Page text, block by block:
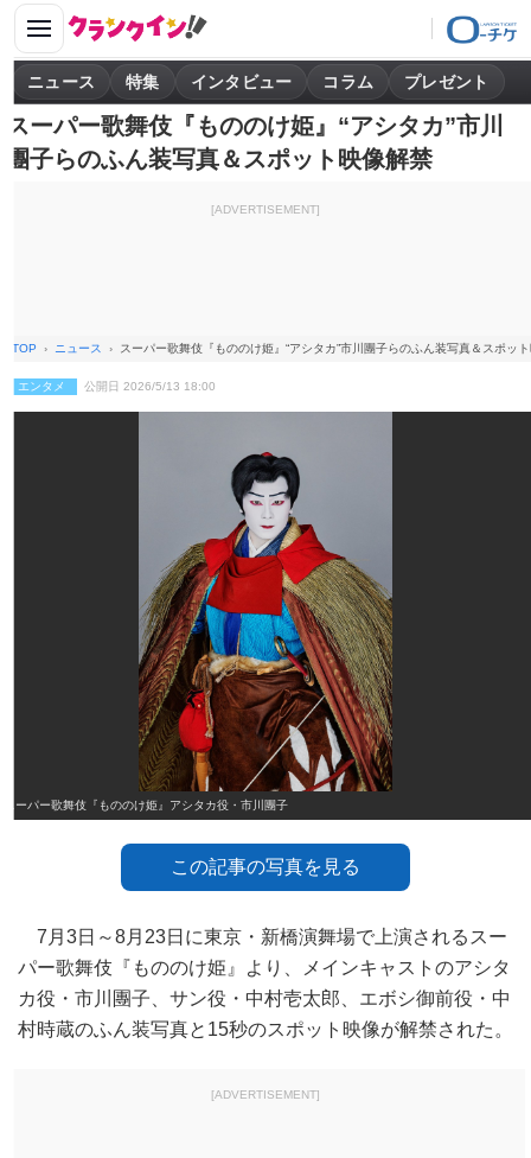
ニュース 特集 インタビュー コラム プレゼント
スーパー歌舞伎『もののけ姫』“アシタカ”市川
團子らのふん装写真＆スポット映像解禁
[ADVERTISEMENT]
TOP ニュース スーパー歌舞伎『もののけ姫』“アシタカ”市川團子らのふん装写真＆スポッ
エンタメ 公開日 2026/5/13 18:00
スーパー歌舞伎『もののけ姫』アシタカ役・市川團子
この記事の写真を見る
7月3日～8月23日に東京・新橋演舞場で上演されるスー
パー歌舞伎『もののけ姫』より、メインキャストのアシタ
カ役・市川團子、サン役・中村壱太郎、エボシ御前役・中
村時蔵のふん装写真と15秒のスポット映像が解禁された。
[ADVERTISEMENT]